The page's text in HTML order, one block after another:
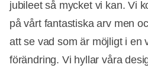
jubileet så mycket vi kan. Vi
på vårt fantastiska arv men
att se vad som är möjligt i en
förändring. Vi hyllar våra